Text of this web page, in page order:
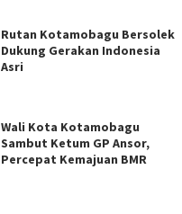
Rutan Kotamobagu Bersolek
Dukung Gerakan Indonesia
Asri
Wali Kota Kotamobagu
Sambut Ketum GP Ansor,
Percepat Kemajuan BMR